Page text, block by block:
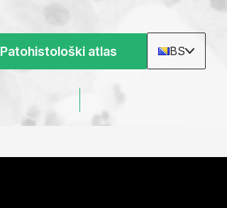
Patohistološki atlas BS